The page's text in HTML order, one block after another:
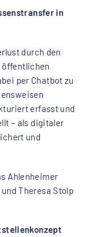
in
durch den
öffentlichen
per Chatbot zu
erfasst und
– als digitaler
und
Ahlenheimer
Theresa Stolp